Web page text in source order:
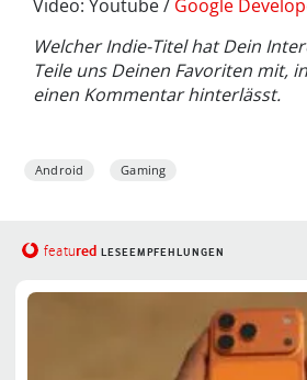
Video: Youtube / Google
Welcher Indie-Titel hat Dein
Teile uns Deinen Favoriten mit,
einen Kommentar hinterlässt.
Android Gaming
featured LESEEMPFEHLUNGEN